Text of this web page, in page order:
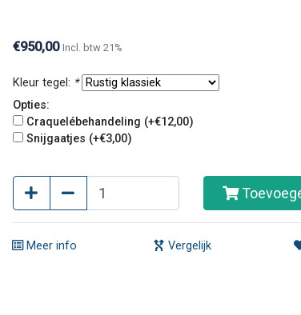
€950,00 Incl. btw 21%
Kleur tegel: *
Opties:
Craquelébehandeling (+€12,00)
Snijgaatjes (+€3,00)
Meer info Vergelijk